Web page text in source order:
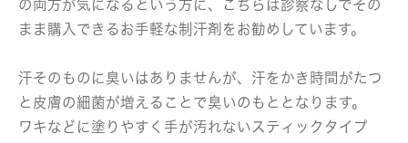
の両方が気になるという方に、こちらは診察なしでその
まま購入できるお手軽な制汗剤をお勧めしています。
汗そのものに臭いはありませんが、汗をかき時間がたつ
と皮膚の細菌が増えることで臭いのもととなります。
ワキなどに塗りやすく手が汚れないスティックタイプ